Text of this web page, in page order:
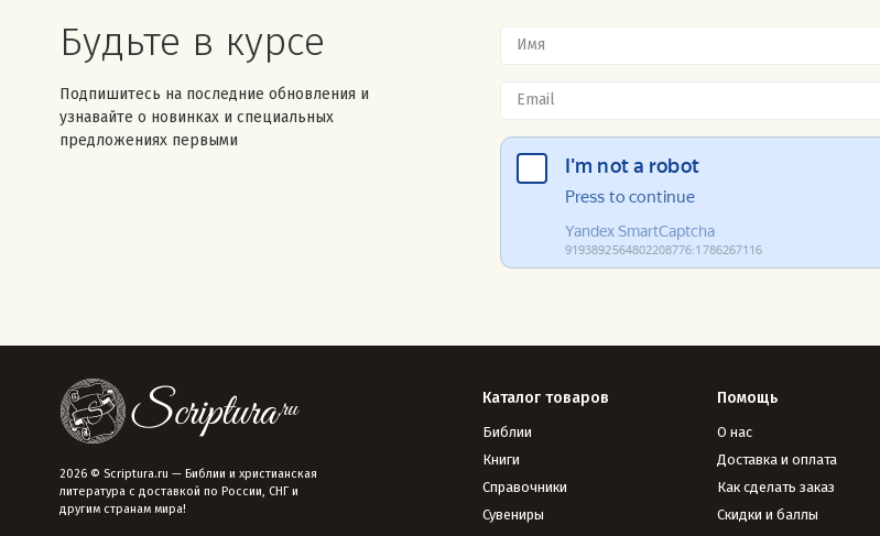
Будьте в курсе
Подпишитесь на последние обновления и
узнавайте о новинках и специальных
предложениях первыми
2026 © Scriptura.ru — Библии и христианская
литература с доставкой по России, СНГ и
другим странам мира!
Каталог товаров
Библии
Книги
Справочники
Сувениры
Помощь
О нас
Доставка и оплата
Как сделать заказ
Скидки и баллы